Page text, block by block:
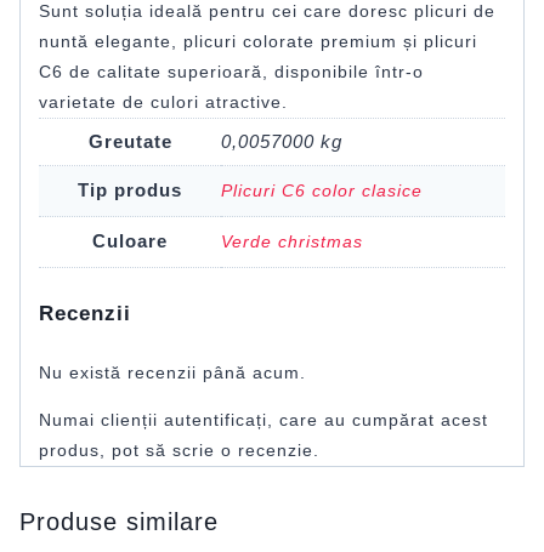
Sunt soluția ideală pentru cei care doresc plicuri de
nuntă elegante, plicuri colorate premium și plicuri
C6 de calitate superioară, disponibile într-o
varietate de culori atractive.
Greutate 0,0057000 kg
Tip produs Plicuri C6 color clasice
Culoare Verde christmas
Recenzii
Nu există recenzii până acum.
Numai clienții autentificați, care au cumpărat acest
produs, pot să scrie o recenzie.
Produse similare